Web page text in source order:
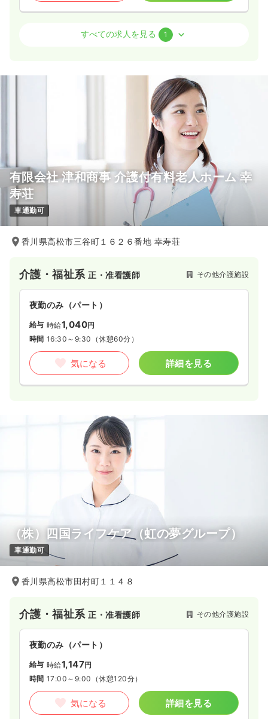
介護・福祉系保健師
詳細を見る
すべての求人を見る 1
有限会社 津和商事 介護付有料老人ホーム 幸
寿荘
車通勤可
香川県高松市三谷町１６２６番地 幸寿荘
介護・福祉系正・准看護師 その他介護施設
夜勤のみ（パート）
給与 時給1,040円
時間 16:30～9:30 （休憩60分）
気になる 詳細を見る
（株）四国ライフケア（虹の夢グループ）
車通勤可
香川県高松市田村町１１４８
介護・福祉系正・准看護師 その他介護施設
夜勤のみ（パート）
給与 時給1,147円
時間 17:00～9:00 （休憩120分）
気になる 詳細を見る